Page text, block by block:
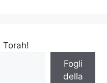
Torah!
Fogli
della